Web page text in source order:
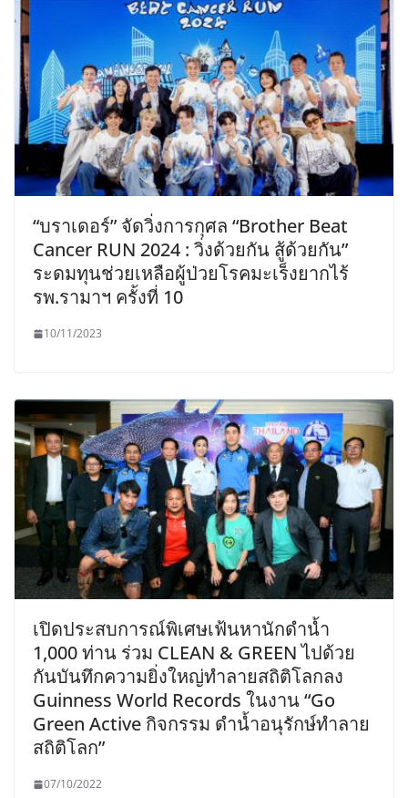
“บราเดอร์” จัดวิ่งการกุศล “Brother Beat
Cancer RUN 2024 : วิ่งด้วยกัน สู้ด้วยกัน”
ระดมทุนช่วยเหลือผู้ป่วยโรคมะเร็งยากไร้
รพ.รามาฯ ครั้งที่ 10
10/11/2023
เปิดประสบการณ์พิเศษเฟ้นหานักดำน้ำ
1,000 ท่าน ร่วม CLEAN & GREEN ไปด้วย
กันบันทึกความยิ่งใหญ่ทำลายสถิติโลกลง
Guinness World Records ในงาน “Go
Green Active กิจกรรม ดำน้ำอนุรักษ์ทำลาย
สถิติโลก”
07/10/2022